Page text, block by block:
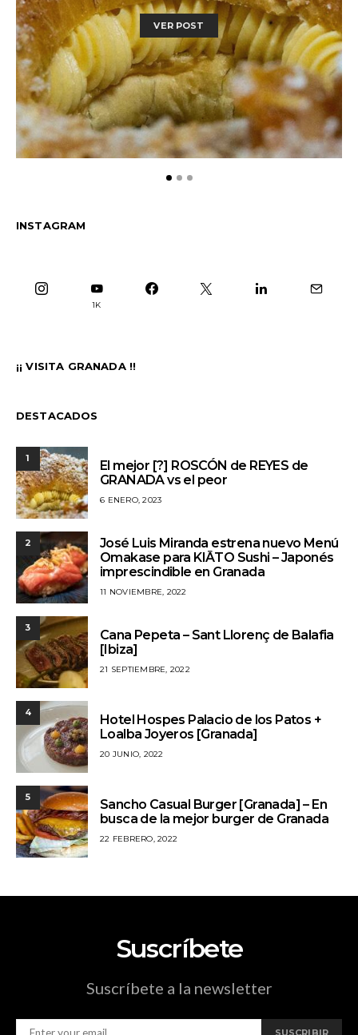
VER POST
INSTAGRAM
1K
¡¡ VISITA GRANADA !!
DESTACADOS
1
El mejor [?] ROSCÓN de REYES de
GRANADA vs el peor
6 ENERO, 2023
2
José Luis Miranda estrena nuevo Menú
Omakase para KIĀTO Sushi – Japonés
imprescindible en Granada
11 NOVIEMBRE, 2022
3
Cana Pepeta – Sant Llorenç de Balafia
[Ibiza]
21 SEPTIEMBRE, 2022
4
Hotel Hospes Palacio de los Patos +
Loalba Joyeros [Granada]
20 JUNIO, 2022
5
Sancho Casual Burger [Granada] – En
busca de la mejor burger de Granada
22 FEBRERO, 2022
Suscríbete
Suscríbete a la newsletter
SUSCRIBIR